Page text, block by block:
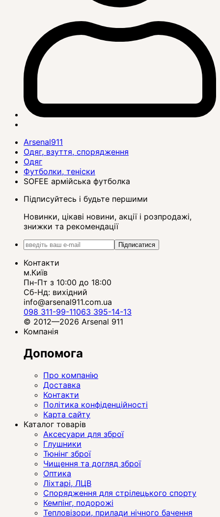
Arsenal911
Одяг, взуття, спорядження
Одяг
Футболки, теніски
SOFEE армійська футболка
Підписуйтесь і будьте першими
Новинки, цікаві новини, акції і розпродажі,
знижки та рекомендації
Підписатися
Контакти
м.Київ
Пн-Пт з 10:00 до 18:00
Сб-Нд: вихідний
info@arsenal911.com.ua
098 311-99-11063 395-14-13
© 2012—2026 Arsenal 911
Компанія
Допомога
Про компанію
Доставка
Контакти
Політика конфіденційності
Карта сайту
Каталог товарів
Аксесуари для зброї
Глушники
Тюнінг зброї
Чищення та догляд зброї
Оптика
Ліхтарі, ЛЦВ
Спорядження для стрілецького спорту
Кемпінг, подорожі
Тепловізори, прилади нічного бачення